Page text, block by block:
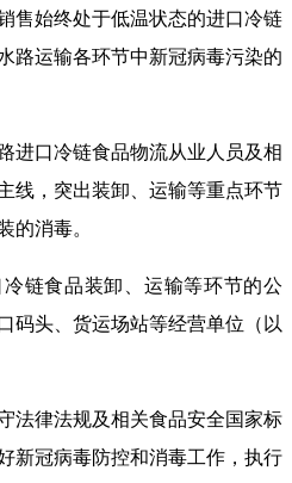
售始终处于低温状态的进口冷链
路运输各环节中新冠病毒污染的
进口冷链食品物流从业人员及相
线，突出装卸、运输等重点环节
的消毒。
链食品装卸、运输等环节的公
码头、货运场站等经营单位（以
法律法规及相关食品安全国家标
新冠病毒防控和消毒工作，执行